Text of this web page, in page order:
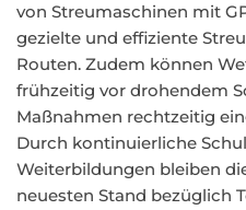
von Streumaschinen mit
gezielte und effiziente
Routen. Zudem können
frühzeitig vor drohendem
Maßnahmen rechtzeitig
Durch kontinuierliche
Weiterbildungen bleiben
neuesten Stand bezüglich